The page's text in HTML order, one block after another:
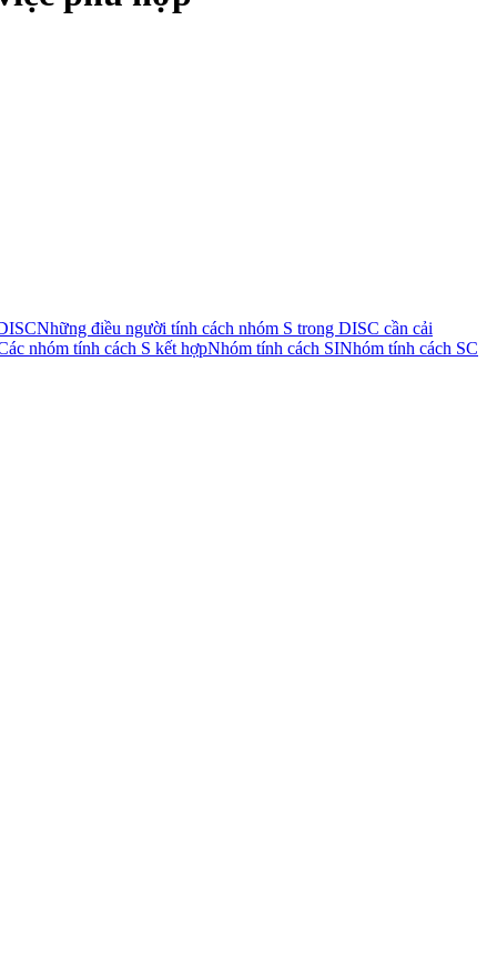
Những điều người tính cách nhóm S trong DISC cần cải
nhóm tính cách S kết hợpNhóm tính cách SINhóm tính cách SC